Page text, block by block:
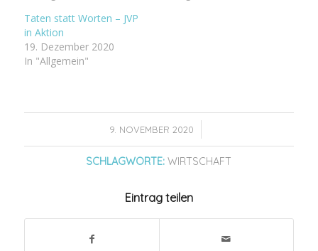
Taten statt Worten – JVP
in Aktion
19. Dezember 2020
In "Allgemein"
9. NOVEMBER 2020
/
SCHLAGWORTE: WIRTSCHAFT
Eintrag teilen